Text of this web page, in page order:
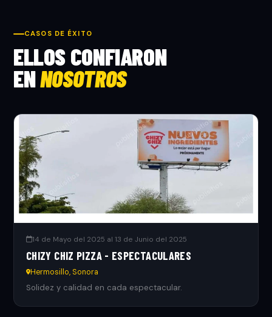
CASOS DE ÉXITO
ELLOS CONFIARON
ENNOSOTROS
14 de Mayo del 2025 al 13 de Junio del 2025
CHIZY CHIZ PIZZA - ESPECTACULARES
Hermosillo, Sonora
Solidez y calidad en cada espectacular.